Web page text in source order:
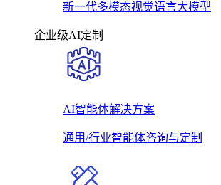
新一代多模态视觉语言大模型
企业级AI定制
AI智能体解决方案
通用/行业智能体咨询与定制